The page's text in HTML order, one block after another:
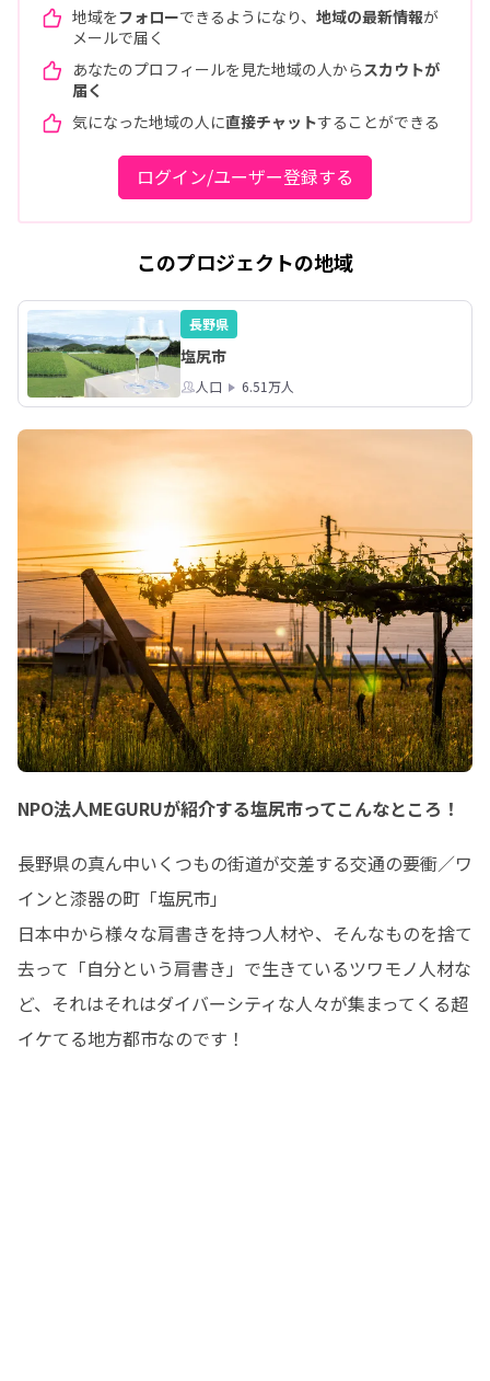
地域をフォローできるようになり、 地域の最新情報が
メールで届く
あなたのプロフィールを見た地域の人から スカウトが
届く
気になった地域の人に直接チャットすることができる
ログイン/ユーザー登録する
このプロジェクトの地域
長野県
塩尻市
人口 6.51万人
NPO法人MEGURUが紹介する塩尻市ってこんなところ！
長野県の真ん中いくつもの街道が交差する交通の要衝／ワ
インと漆器の町「塩尻市」
日本中から様々な肩書きを持つ人材や、そんなものを捨て
去って「自分という肩書き」で生きているツワモノ人材な
ど、それはそれはダイバーシティな人々が集まってくる超
イケてる地方都市なのです！